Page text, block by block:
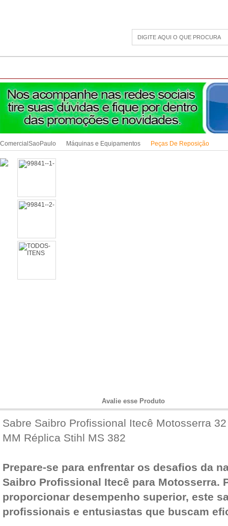
ComercialSaoPaulo Máquinas e Equipamentos Peças De Reposição
Avalie esse Produto
Sabre Saibro Profissional Itecê Motosserra
MM Réplica Stihl MS 382
Prepare-se para enfrentar os desafios da
Saibro Profissional Itecê para Motosserra.
proporcionar desempenho superior, este
profissionais e entusiastas que buscam